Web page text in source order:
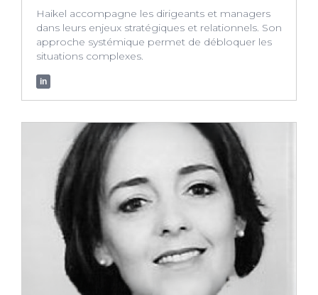
Haikel accompagne les dirigeants et managers
dans leurs enjeux stratégiques et relationnels. Son
approche systémique permet de débloquer les
situations complexes.
in